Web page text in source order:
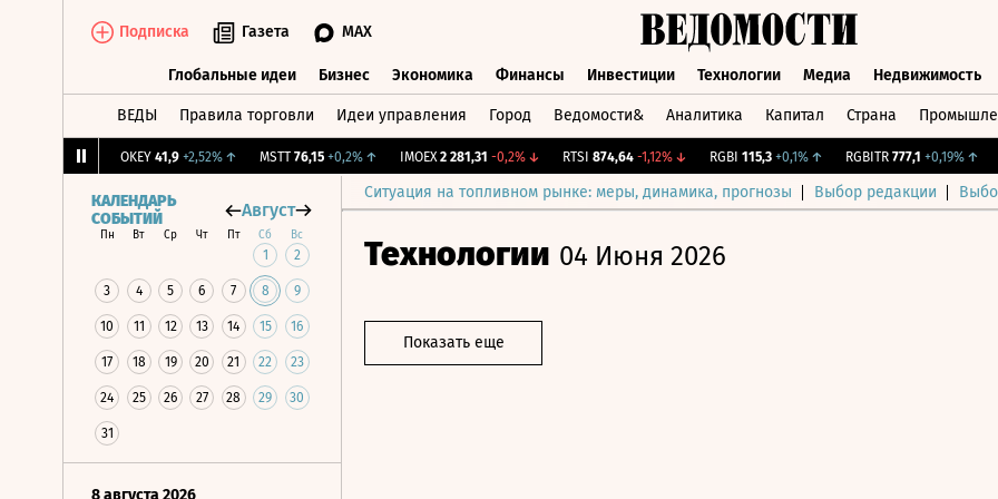
Подписка Газета MAX
Глобальные идеи Бизнес Экономика Финансы Инвестиции Технологии Медиа Недвижимость
ВЕДЫ Правила торговли Идеи управления Город Ведомости& Аналитика Капитал Страна
OKEY 41,9 +2,52%↑ MSTT 76,15 +0,2%↑ IMOEX 2 281,31 -0,2%↓ RTSI 874,64 -1,12%↓ RGBI 115,3 +0,1%↑ RGBITR 777,1 +0,19%↑
Ситуация на топливном рынке: меры, динамика, прогнозы Выбор редакции
КАЛЕНДАРЬ
СОБЫТИЙ
Август
Пн Вт Ср Чт Пт Сб Вс
1 2
3 4 5 6 7 8 9
10 11 12 13 14 15 16
17 18 19 20 21 22 23
24 25 26 27 28 29 30
31
8 августа 2026
Технологии 04 Июня 2026
Показать еще